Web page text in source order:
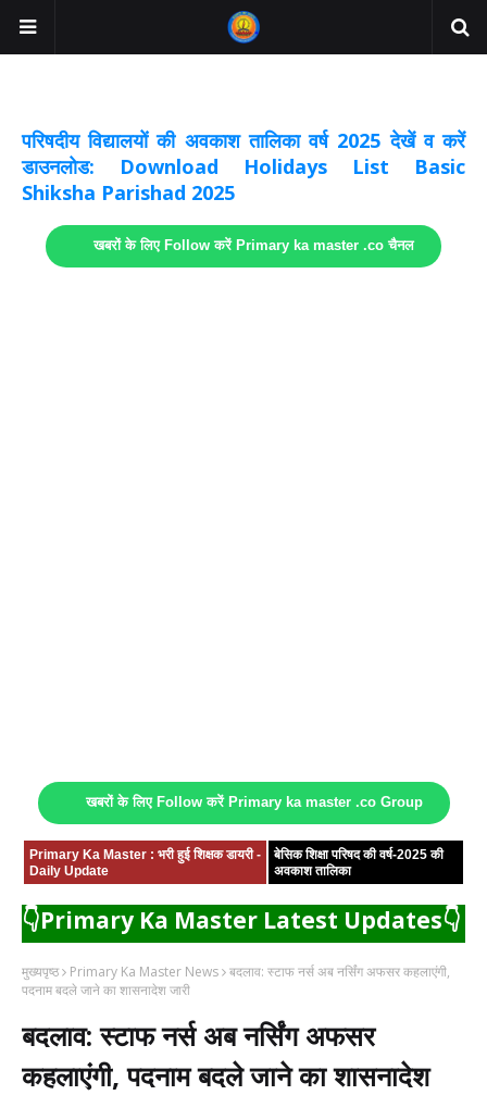
परिषदीय विद्यालयों की अवकाश तालिका वर्ष 2025 देखें व करें
डाउनलोड: Download Holidays List Basic
Shiksha Parishad 2025
खबरों के लिए Follow करें Primary ka master .co चैनल
खबरों के लिए Follow करें Primary ka master .co Group
Primary Ka Master : भरी हुई शिक्षक डायरी -
Daily Update
बेसिक शिक्षा परिषद की वर्ष-2025 की
अवकाश तालिका
👇Primary Ka Master Latest Updates👇
मुख्यपृष्ठ Primary Ka Master News बदलाव: स्टाफ नर्स अब नर्सिंग अफसर कहलाएंगी,
पदनाम बदले जाने का शासनादेश जारी
बदलाव: स्टाफ नर्स अब नर्सिंग अफसर
कहलाएंगी, पदनाम बदले जाने का शासनादेश